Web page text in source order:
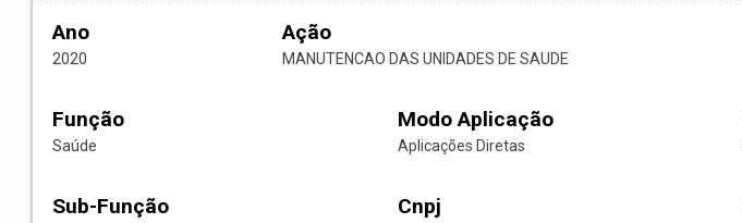
Ano
2020
Ação
MANUTENCAO DAS UNIDADES DE SAUDE
Função
Saúde
Modo Aplicação
Aplicações Diretas
Sub-Função Cnpj